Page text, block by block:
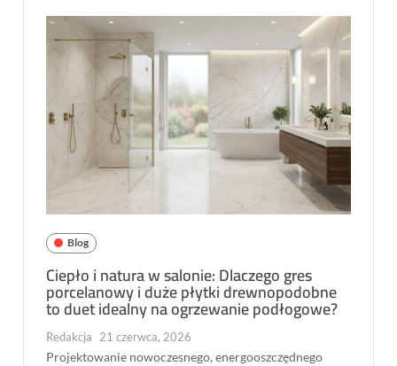
Blog
Ciepło i natura w salonie: Dlaczego gres
porcelanowy i duże płytki drewnopodobne
to duet idealny na ogrzewanie podłogowe?
Redakcja 21 czerwca, 2026
Projektowanie nowoczesnego, energooszczędnego